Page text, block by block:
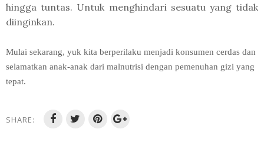
hingga tuntas. Untuk menghindari sesuatu yang tidak
diinginkan.
Mulai sekarang, yuk kita berperilaku menjadi konsumen cerdas dan
selamatkan anak-anak dari malnutrisi dengan pemenuhan gizi yang
tepat.
SHARE: